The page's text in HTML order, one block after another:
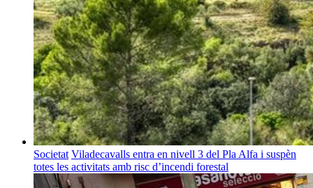
Societat Viladecavalls entra en nivell 3 del Pla Alfa i suspèn
totes les activitats amb risc d’incendi forestal